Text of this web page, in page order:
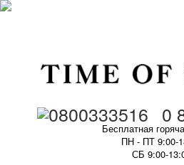
0
Бесплатная
ПН - ПТ 9:00-
СБ 9:00-